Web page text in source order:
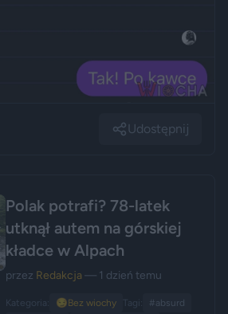
Udostępnij
Polak potrafi? 78-latek
utknął autem na górskiej
kładce w Alpach
przez Redakcja — 1 dzień temu
Kategoria: 😏Bez wiochy Tagi:
#absurd